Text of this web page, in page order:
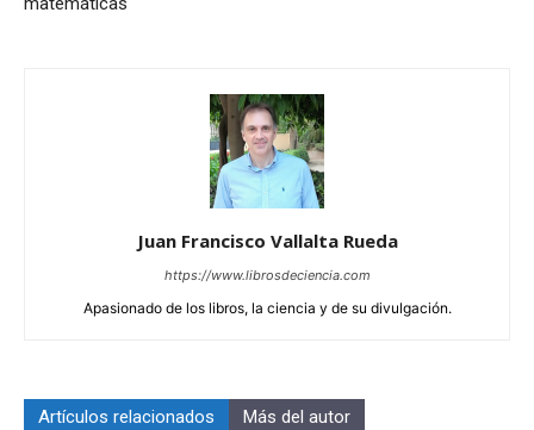
Juan Francisco Vallalta Rueda
https://www.librosdeciencia.com
Apasionado de los libros, la ciencia y de su divulgación.
Artículos relacionados Más del autor